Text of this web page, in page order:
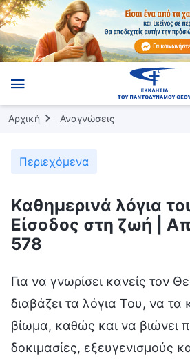
Αρχική Αναγνώσεις
Περιεχόμενα
Καθημερινά λόγια
Είσοδος στη ζωή |
578
Για να γνωρίσει κανείς τον
διαβάζει τα λόγια Του, να τα
βίωμα, καθώς και να βιώνει
δοκιμασίες, εξευγενισμούς